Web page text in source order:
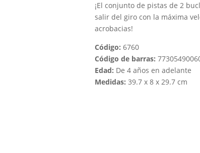
¡El conjunto de pistas de 2
salir del giro con la máxima
acrobacias!
Código: 6760
Código de barras:
Edad: De 4 años en adelante
Medidas: 39.7 x 8 x 29.7 cm